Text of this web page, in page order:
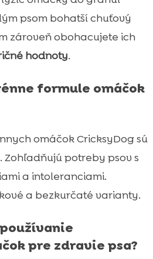
psom bohatší chuťový
zároveň obohacujete ich
hodnoty.
formule omáčok
omáčok CricksyDog sú
potreby psov s
a intoleranciami.
a bezkurčaté varianty.
pre zdravie psa?